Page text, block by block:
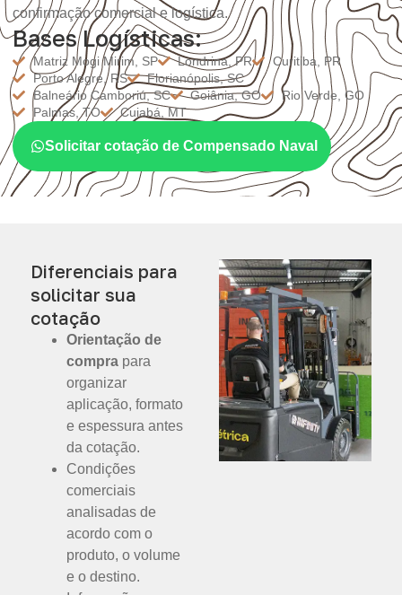
confirmação comercial e logística.
Bases Logísticas:
Matriz Mogi Mirim, SP Londrina, PR
Curitiba, PR
Porto Alegre, RS
Florianópolis, SC
Balneário Camboriú, SC
Goiânia, GO
Rio Verde, GO
Palmas, TO
Cuiabá, MT
Solicitar cotação de Compensado Naval
Diferenciais para
solicitar sua
cotação
Orientação de
compra para
organizar
aplicação, formato
e espessura antes
da cotação.
Condições
comerciais
analisadas de
acordo com o
produto, o volume
e o destino.